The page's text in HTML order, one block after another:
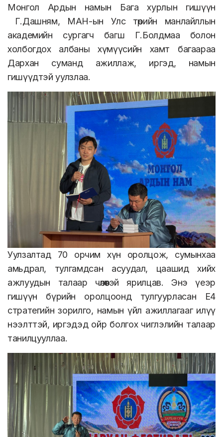
Монгол Ардын намын Бага хурлын гишүүн
Г.Дашням, МАН-ын Улс төрийн манлайллын
академийн сургагч багш Г.Болдмаа болон
холбогдох албаны хүмүүсийн хамт багаараа
Дархан суманд ажиллаж, иргэд, намын
гишүүдтэй уулзлаа.
Уулзалтад 70 орчим хүн оролцож, сумынхаа
амьдрал, тулгамдсан асуудал, цаашид хийх
ажлуудын талаар чөлөөтэй ярилцав. Энэ үеэр
гишүүн бүрийн оролцоонд тулгуурласан E4
стратегийн зорилго, намын үйл ажиллагааг илүү
нээлттэй, иргэдэд ойр болгох чиглэлийн талаар
танилцууллаа.